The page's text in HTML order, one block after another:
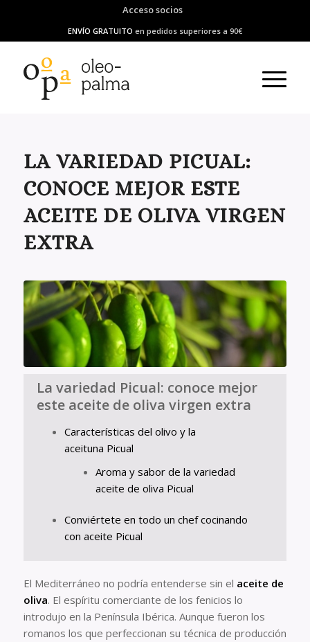
Acceso socios
ENVÍO GRATUITO en pedidos superiores a 90€
LA VARIEDAD PICUAL:
CONOCE MEJOR ESTE
ACEITE DE OLIVA VIRGEN
EXTRA
La variedad Picual: conoce mejor
este aceite de oliva virgen extra
Características del olivo y la
aceituna Picual
Aroma y sabor de la variedad
aceite de oliva Picual
Conviértete en todo un chef cocinando
con aceite Picual
El Mediterráneo no podría entenderse sin el aceite de
oliva. El espíritu comerciante de los fenicios lo
introdujo en la Península Ibérica. Aunque fueron los
romanos los que perfeccionan su técnica de producción